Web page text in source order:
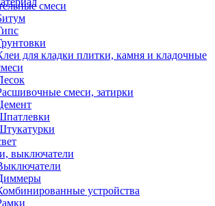
смеси
для кладки плитки, камня и кладочные
смеси, затирки
выключатели
устройства